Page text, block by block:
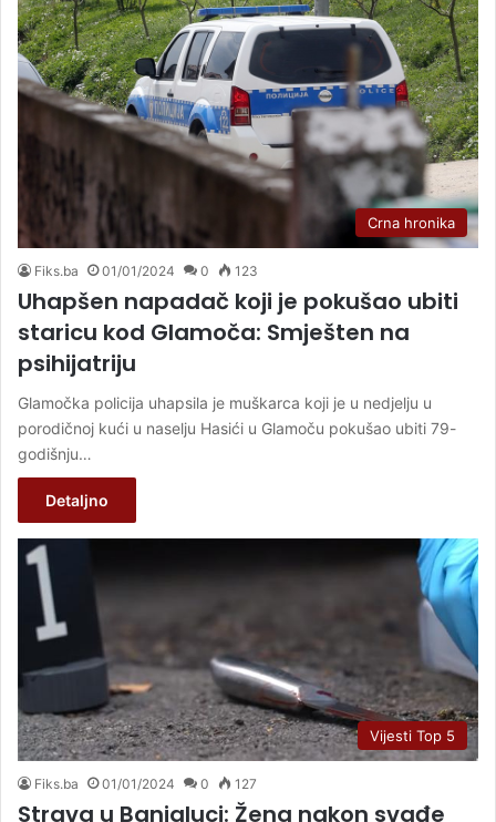
Crna hronika
Fiks.ba 01/01/2024 0 123
Uhapšen napadač koji je pokušao ubiti
staricu kod Glamoča: Smješten na
psihijatriju
Glamočka policija uhapsila je muškarca koji je u nedjelju u
porodičnoj kući u naselju Hasići u Glamoču pokušao ubiti 79-
godišnju…
Detaljno
Vijesti Top 5
Fiks.ba 01/01/2024 0 127
Strava u Banjaluci: Žena nakon svađe